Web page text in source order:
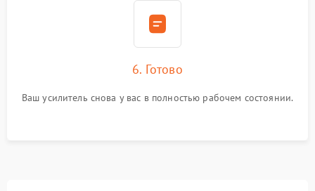
6. Готово
Ваш усилитель снова у вас в полностью рабочем состоянии.